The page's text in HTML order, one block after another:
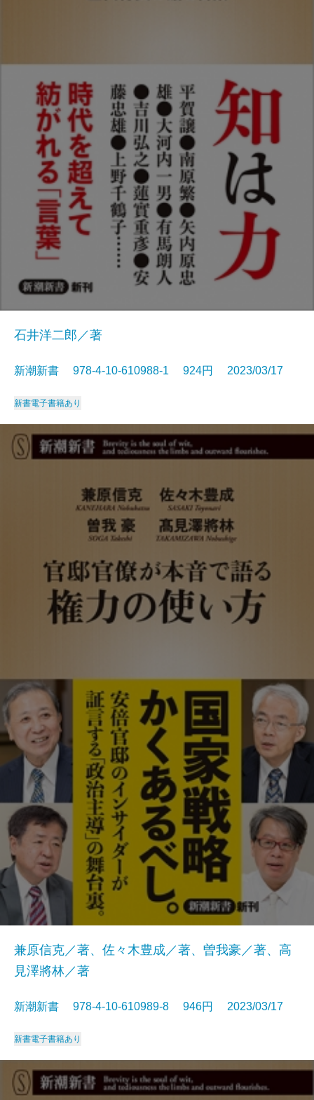
石井洋二郎／著
新潮新書 978-4-10-610988-1 924円 2023/03/17
新書電子書籍あり
兼原信克／著、佐々木豊成／著、曽我豪／著、高
見澤將林／著
新潮新書 978-4-10-610989-8 946円 2023/03/17
新書電子書籍あり